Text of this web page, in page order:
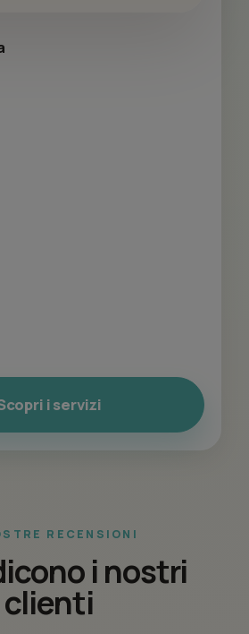
i servizi
RECENSIONI
i nostri
clienti